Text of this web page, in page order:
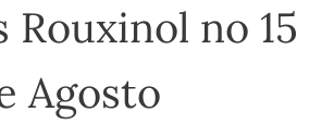
Rouxinol no 15
Agosto